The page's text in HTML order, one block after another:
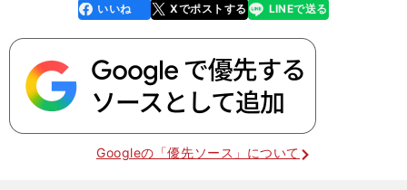
faceboo
k
いいね Xでポストする
line LINEで送る
Googleの「優先ソース」について